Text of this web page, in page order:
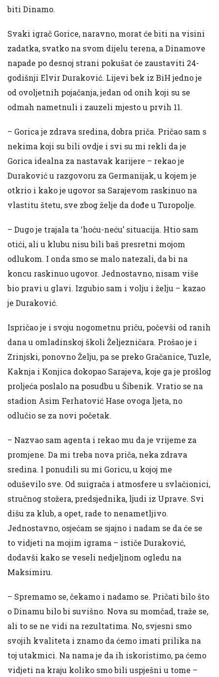
biti Dinamo.
Svaki igrač Gorice, naravno, morat će biti na visini
zadatka, svatko na svom dijelu terena, a Dinamove
napade po desnoj strani pokušat će zaustaviti 24-
godišnji Elvir Duraković. Lijevi bek iz BiH jedno je
od ovoljetnih pojačanja, jedan od onih koji su se
odmah nametnuli i zauzeli mjesto u prvih 11.
– Gorica je zdrava sredina, dobra priča. Pričao sam s
nekima koji su bili ovdje i svi su mi rekli da je
Gorica idealna za nastavak karijere – rekao je
Duraković u razgovoru za Germanijak, u kojem je
otkrio i kako je ugovor sa Sarajevom raskinuo na
vlastitu štetu, sve zbog želje da dođe u Turopolje.
– Dugo je trajala ta ‘hoću-neću’ situacija. Htio sam
otići, ali u klubu nisu bili baš presretni mojom
odlukom. I onda smo se malo natezali, da bi na
koncu raskinuo ugovor. Jednostavno, nisam više
bio pravi u glavi. Izgubio sam i volju i želju – kazao
je Duraković.
Ispričao je i svoju nogometnu priču, počevši od ranih
dana u omladinskoj školi Željezničara. Prošao je i
Zrinjski, ponovno Želju, pa se preko Gračanice, Tuzle,
Kaknja i Konjica dokopao Sarajeva, koje ga je prošlog
proljeća poslalo na posudbu u Šibenik. Vratio se na
stadion Asim Ferhatović Hase ovoga ljeta, no
odlučio se za novi početak.
– Nazvao sam agenta i rekao mu da je vrijeme za
promjene. Da mi treba nova priča, neka zdrava
sredina. I ponudili su mi Goricu, u kojoj me
oduševilo sve. Od suigrača i atmosfere u svlačionici,
stručnog stožera, predsjednika, ljudi iz Uprave. Svi
dišu za klub, a opet, rade to nenametljivo.
Jednostavno, osjećam se sjajno i nadam se da će se
to vidjeti na mojim igrama – ističe Duraković,
dodavši kako se veseli nedjeljnom ogledu na
Maksimiru.
– Spremamo se, čekamo i nadamo se. Pričati bilo što
o Dinamu bilo bi suvišno. Nova su momčad, traže se,
ali to se ne vidi na rezultatima. No, svjesni smo
svojih kvaliteta i znamo da ćemo imati prilika na
toj utakmici. Na nama je da ih iskoristimo, pa ćemo
vidjeti na kraju koliko smo bili uspješni u tome –